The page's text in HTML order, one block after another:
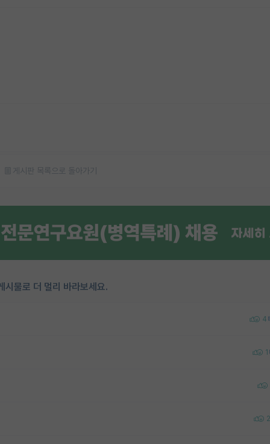
게시판 목록으로 돌아가기
물로 더 멀리 바라보세요.
4
1
2